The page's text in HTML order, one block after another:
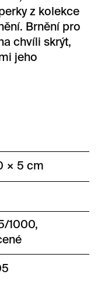
z kolekce
Brnění pro
chvíli skrýt,
jeho
× 5 cm
1000,